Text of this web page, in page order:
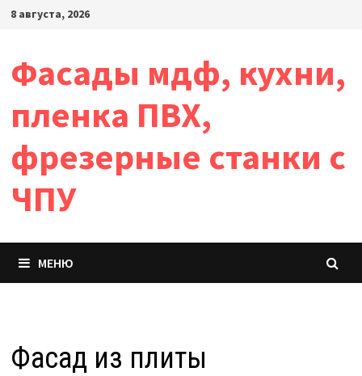
Перейти
8 августа, 2026
Фасады мдф, кухни,
пленка ПВХ,
фрезерные станки с
ЧПУ
МЕНЮ
Фасад из плиты